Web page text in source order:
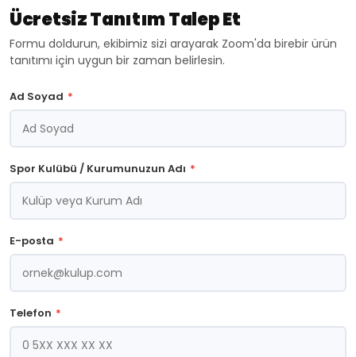
Programı
Nasıl
Olmalı?
Özellikler
Kriterler
Programı
Nasıl
Olmalı?
Özellikler
Kriterler
Programı
Nasıl
Olmalı?
Özellikler
Programı
Nasıl
Olmalı?
Özellikler
Ücretsiz Tanıtım Talep Et
Formu doldurun, ekibimiz sizi arayarak Zoom'da birebir ürün
tanıtımı için uygun bir zaman belirlesin.
Ad Soyad *
Spor Kulübü / Kurumunuzun Adı *
E-posta *
Telefon *